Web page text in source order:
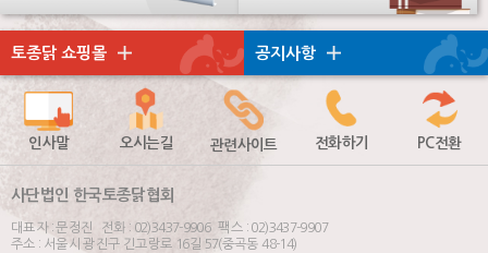
토종닭 쇼핑몰 공지사항
인사말 오시는길 관련사이트 전화하기 PC전환
사단법인 한국토종닭협회
대표자 : 문정진 전화 : 02)3437-9906 팩스 : 02)3437-9907
주소 : 서울시 광진구 긴고랑로 16길 57(중곡동 48-14)